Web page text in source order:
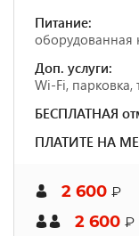
Питание:
оборудованная
Доп. услуги:
Wi-Fi,
БЕСПЛАТНАЯ
ПЛАТИТЕ НА
2 600 ₽
2 600 ₽